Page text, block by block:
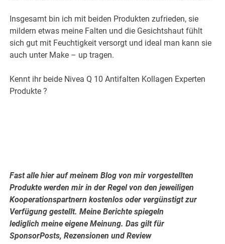
Insgesamt bin ich mit beiden Produkten zufrieden, sie
mildern etwas meine Falten und die Gesichtshaut fühlt
sich gut mit Feuchtigkeit versorgt und ideal man kann sie
auch unter Make – up tragen.
Kennt ihr beide Nivea Q 10 Antifalten Kollagen Experten
Produkte ?
Fast alle hier auf meinem Blog von mir vorgestellten
Produkte werden mir in der Regel von den jeweiligen
Kooperationspartnern kostenlos oder vergünstigt zur
Verfügung gestellt. Meine Berichte spiegeln
lediglich meine eigene Meinung. Das gilt für
SponsorPosts, Rezensionen und Review